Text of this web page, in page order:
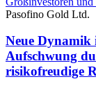
Pasofino Gold Ltd.
Neue Dynamik
Aufschwung
risikofreudige